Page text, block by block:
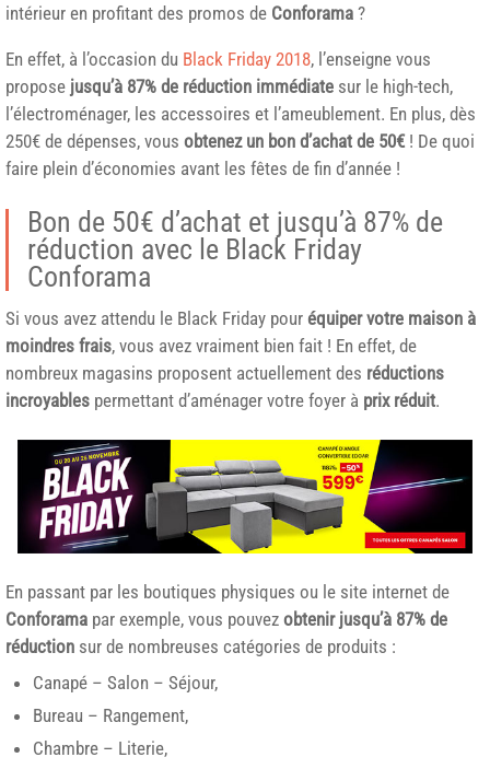
intérieur en profitant des promos de Conforama ?
En effet, à l’occasion du Black Friday 2018, l’enseigne vous
propose jusqu’à 87% de réduction immédiate sur le high-tech,
l’électroménager, les accessoires et l’ameublement. En plus, dès
250€ de dépenses, vous obtenez un bon d’achat de 50€ ! De quoi
faire plein d’économies avant les fêtes de fin d’année !
Bon de 50€ d’achat et jusqu’à 87% de
réduction avec le Black Friday
Conforama
Si vous avez attendu le Black Friday pour équiper votre maison à
moindres frais, vous avez vraiment bien fait ! En effet, de
nombreux magasins proposent actuellement des réductions
incroyables permettant d’aménager votre foyer à prix réduit.
En passant par les boutiques physiques ou le site internet de
Conforama par exemple, vous pouvez obtenir jusqu’à 87% de
réduction sur de nombreuses catégories de produits :
Canapé – Salon – Séjour,
Bureau – Rangement,
Chambre – Literie,